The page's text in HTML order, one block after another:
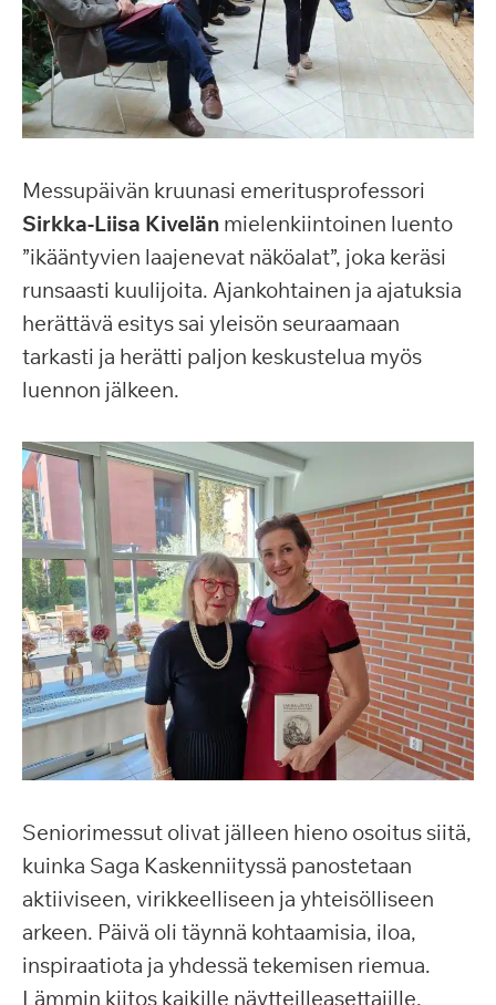
Messupäivän kruunasi emeritusprofessori
Sirkka-Liisa Kivelän mielenkiintoinen luento
”ikääntyvien laajenevat näköalat”, joka keräsi
runsaasti kuulijoita. Ajankohtainen ja ajatuksia
herättävä esitys sai yleisön seuraamaan
tarkasti ja herätti paljon keskustelua myös
luennon jälkeen.
Seniorimessut olivat jälleen hieno osoitus siitä,
kuinka Saga Kaskenniityssä panostetaan
aktiiviseen, virikkeelliseen ja yhteisölliseen
arkeen. Päivä oli täynnä kohtaamisia, iloa,
inspiraatiota ja yhdessä tekemisen riemua.
Lämmin kiitos kaikille näytteilleasettajille,